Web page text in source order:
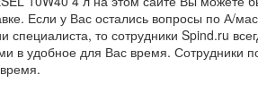
Если у Вас остались вопросы по А/
специалиста, то сотрудники Spind.ru
в удобное для Вас время. Сотрудники